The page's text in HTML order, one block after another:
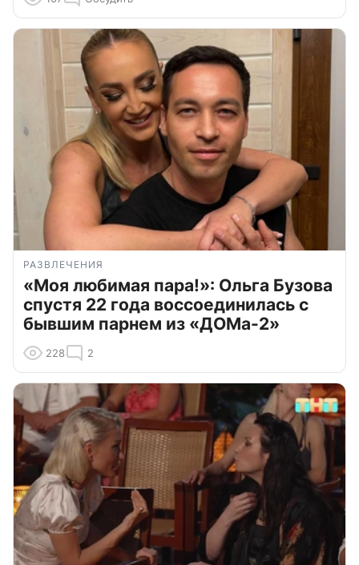
РАЗВЛЕЧЕНИЯ
«Моя любимая пара!»: Ольга Бузова
спустя 22 года воссоединилась с
бывшим парнем из «ДОМа-2»
228 2